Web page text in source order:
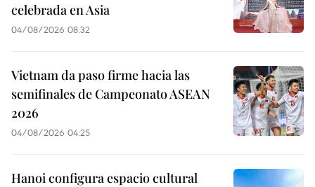
celebrada en Asia
04/08/2026 08:32
Vietnam da paso firme hacia las
semifinales de Campeonato ASEAN
2026
04/08/2026 04:25
Hanoi configura espacio cultural